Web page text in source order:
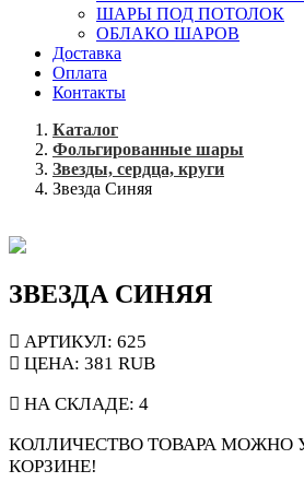
ШАРЫ ПОД ПОТОЛОК
ОБЛАКО ШАРОВ
Доставка
Оплата
Контакты
Каталог
Фольгированные шары
Звезды, сердца, круги
Звезда Синяя
ЗВЕЗДА СИНЯЯ
АРТИКУЛ: 625
ЦЕНА: 381 RUB
НА СКЛАДЕ: 4
КОЛЛИЧЕСТВО ТОВАРА МОЖНО
КОРЗИНЕ!